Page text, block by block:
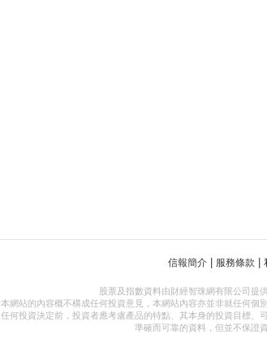
信報簡介 服務條款
股票及指數資料由財經智珠網有限公司提
本網站的內容概不構成任何投資意見，本網站內容亦並非就任何個
任何投資決定前，投資者應考慮產品的特點、其本身的投資目標
準確而可靠的資料，但並不保證